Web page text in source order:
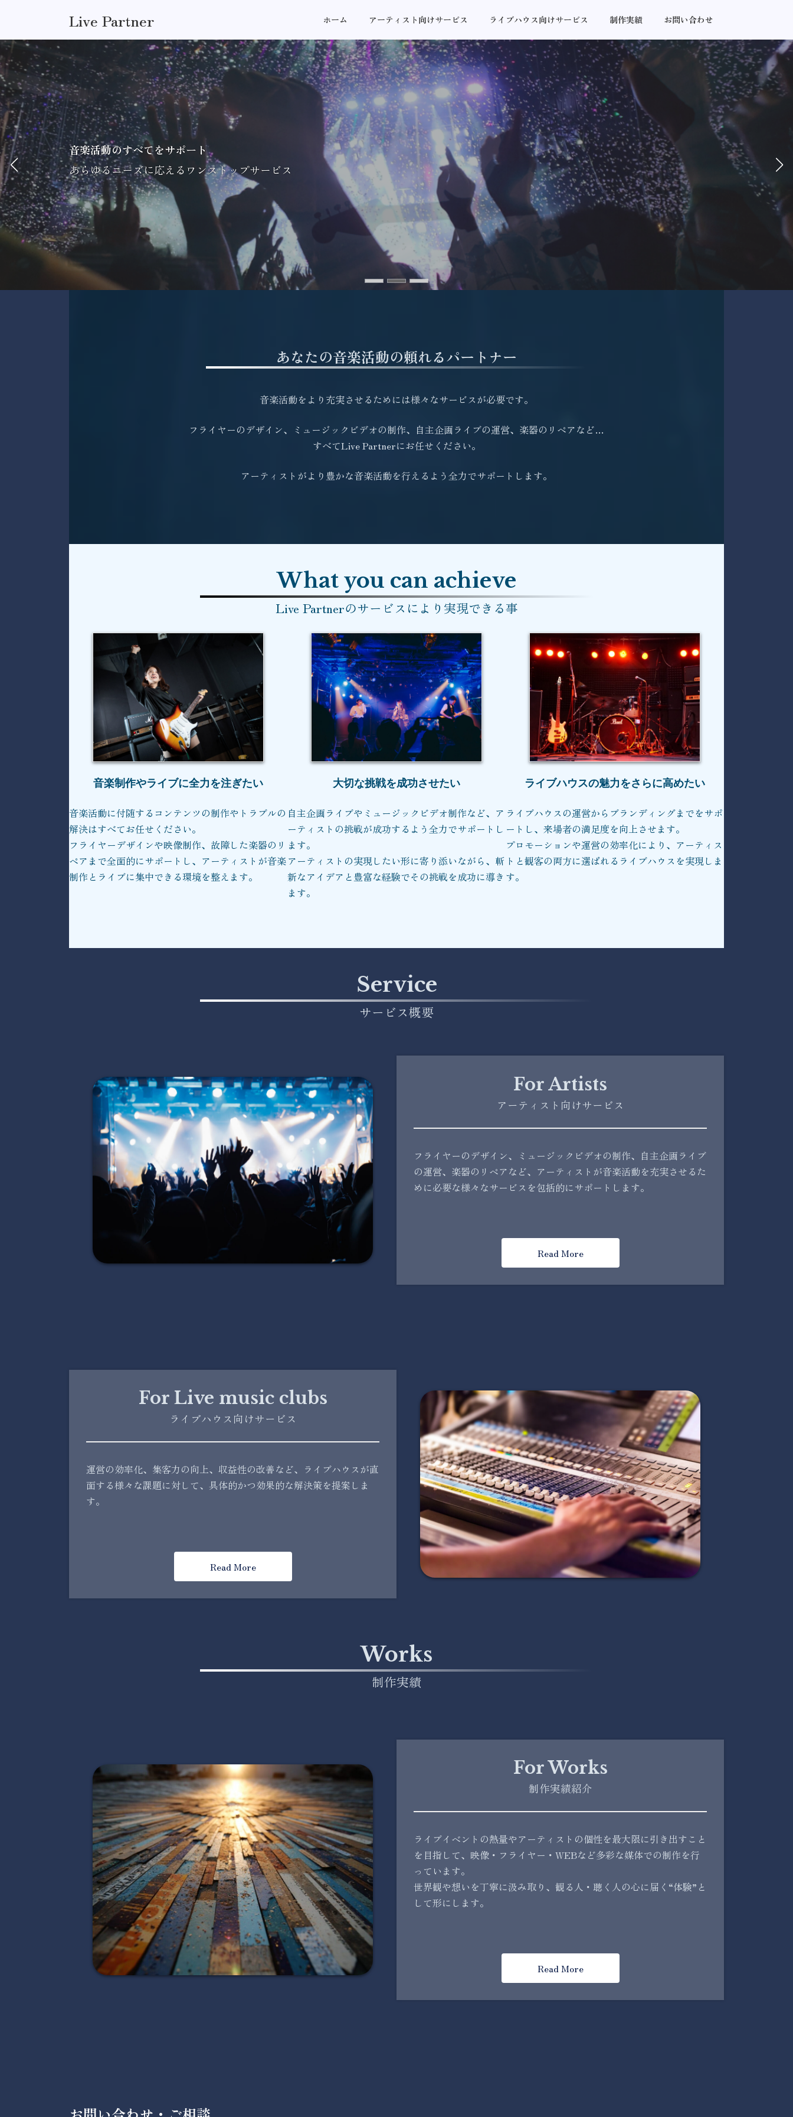
ン
ツ
へ
ス
キ
ッ
プ
ー
シ
ョ
ン
に
移
動
Live Partner ホーム アーティスト向けサービス ライブハウス向けサービス 制作実績 お問い合わせ
音楽活動のすべてをサポート
あらゆるニーズに応えるワンストップサービス
音楽活動のすべてをサポート
あらゆるニーズに応えるワンストップサービス
音楽活動のすべてをサポート
あらゆるニーズに応えるワンストップサービス
あなたの音楽活動の頼れるパートナー
音楽活動をより充実させるためには様々なサービスが必要です。
フライヤーのデザイン、ミュージックビデオの制作、 自主企画ライブの運営、楽器のリペアなど…
すべてLive Partnerにお任せください。
アーティストがより豊かな音楽活動を行えるよう全力でサポートします。
What you can achieve
Live Partnerのサービスにより 実現できる事
音楽制作やライブに全力を注ぎたい
音楽活動に付随するコンテンツの制作やトラブルの
解決はすべてお任せください。
フライヤーデザインや映像制作、故障した楽器のリ
ペアまで全面的にサポートし、アーティストが音楽
制作とライブに集中できる環境を整えます。
大切な挑戦を成功させたい
自主企画ライブやミュージックビデオ制作など、ア
ーティストの挑戦が成功するよう全力でサポートし
ます。
アーティストの実現したい形に寄り添いながら、斬
新なアイデアと豊富な経験でその挑戦を成功に導き
ます。
ライブハウスの魅力をさらに高めたい
ライブハウスの運営からブランディングまでをサポ
ートし、来場者の満足度を向上させます。
プロモーションや運営の効率化により、アーティス
トと観客の両方に選ばれるライブハウスを実現しま
す。
Service
サービス概要
For Artists
アーティスト向けサービス
フライヤーのデザイン、ミュージックビデオの制作、自主企画ライブ
の運営、楽器のリペアなど、アーティストが音楽活動を充実させるた
めに必要な様々なサービスを包括的にサポートします。
Read More
For Live music clubs
ライブハウス向けサービス
運営の効率化、集客力の向上、収益性の改善など、ライブハウスが直
面する様々な課題に対して、具体的かつ効果的な解決策を提案しま
す。
Read More
Works
制作実績
For Works
制作実績紹介
ライブイベントの熱量やアーティストの個性を最大限に引き出すこと
を目指して、映像・フライヤー・WEBなど多彩な媒体での制作を行
っています。
世界観や想いを丁寧に汲み取り、観る人・聴く人の心に届く“体験”と
して形にします。
Read More